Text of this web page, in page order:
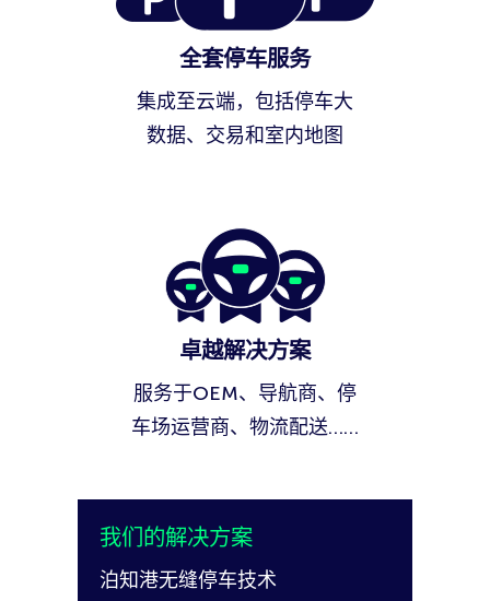
全套停车服务
集成至云端，包括停车大
数据、交易和室内地图
卓越解决方案
服务于OEM、导航商、停
车场运营商、物流配送……
我们的解决方案
泊知港无缝停车技术